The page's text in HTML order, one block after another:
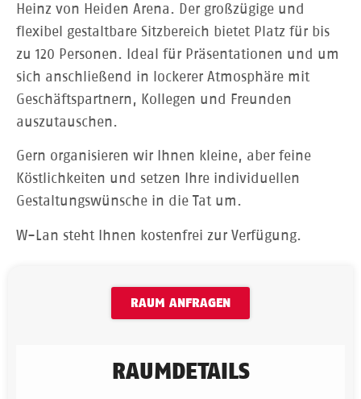
Heinz von Heiden Arena. Der großzügige und
flexibel gestaltbare Sitzbereich bietet Platz für bis
zu 120 Personen. Ideal für Präsentationen und um
sich anschließend in lockerer Atmosphäre mit
Geschäftspartnern, Kollegen und Freunden
auszutauschen.
Gern organisieren wir Ihnen kleine, aber feine
Köstlichkeiten und setzen Ihre individuellen
Gestaltungswünsche in die Tat um.
W-Lan steht Ihnen kostenfrei zur Verfügung.
RAUM ANFRAGEN
RAUMDETAILS